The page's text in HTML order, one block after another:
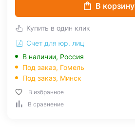
В корзину
Купить в один клик
Счет для юр. лиц
В наличии, Россия
Под заказ, Гомель
Под заказ, Минск
В избранное
В сравнение